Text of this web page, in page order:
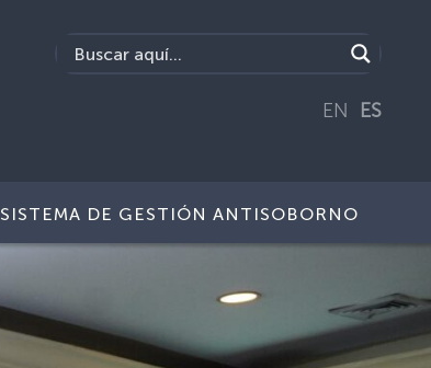
EN ES
SISTEMA DE GESTIÓN ANTISOBORNO